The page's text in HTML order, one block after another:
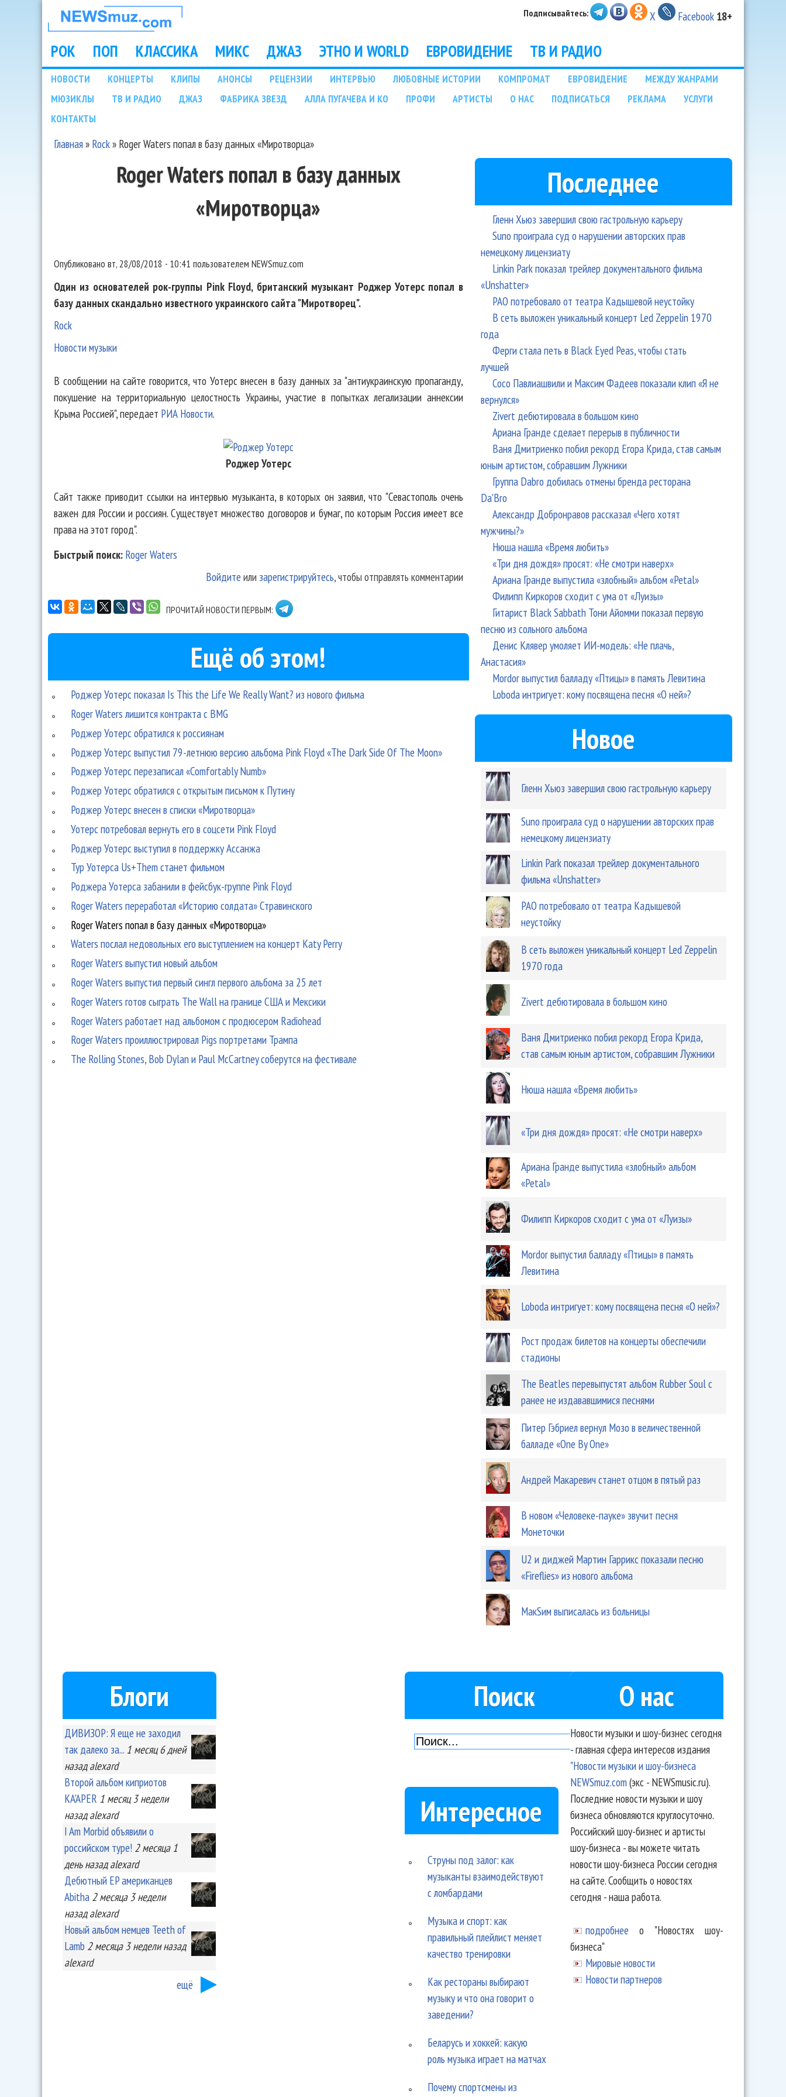
НОВОСТИ
МУЗЫКИ И
ШОУ БИЗНЕСА
NEWSMUZ.COM
Подписывайтесь: X Facebook 18+
Main menu
РОК ПОП КЛАССИКА МИКС ДЖАЗ ЭТНО И WORLD ЕВРОВИДЕНИЕ ТВ И РАДИО
Подразделы
НОВОСТИ КОНЦЕРТЫ КЛИПЫ АНОНСЫ РЕЦЕНЗИИ ИНТЕРВЬЮ ЛЮБОВНЫЕ ИСТОРИИ КОМПРОМАТ ЕВРОВИДЕНИЕ
МЕЖДУ ЖАНРАМИ
МЮЗИКЛЫ
ТВ И РАДИО ДЖАЗ ФАБРИКА ЗВЕЗД АЛЛА ПУГАЧЕВА И КО ПРОФИ АРТИСТЫ О НАС ПОДПИСАТЬСЯ РЕКЛАМА
УСЛУГИ
КОНТАКТЫ
Главная» Rock» Roger Waters попал в базу данных «Миротворца»
Roger Waters попал в базу данных
«Миротворца»
Опубликовано вт, 28/08/2018 - 10:41 пользователем NEWSmuz.com
Один из основателей рок-группы Pink Floyd, британский музыкант Роджер Уотерс попал в
базу данных скандально известного украинского сайта "Миротворец".
Rock
Новости музыки
В сообщении на сайте говорится, что Уотерс внесен в базу данных за "антиукраинскую пропаганду,
покушение на территориальную целостность Украины, участие в попытках легализации аннексии
Крыма Россией", передает РИА Новости.
Роджер Уотерс
Сайт также приводит ссылки на интервью музыканта, в которых он заявил, что "Севастополь очень
важен для России и россиян. Существует множество договоров и бумаг, по которым Россия имеет все
права на этот город".
Быстрый поиск: Roger Waters
Войдите или зарегистрируйтесь, чтобы отправлять комментарии
ПРОЧИТАЙ НОВОСТИ ПЕРВЫМ:
Ещё об этом!
Роджер Уотерс показал Is This the Life We Really Want? из нового фильма
Roger Waters лишится контракта с BMG
Роджер Уотерс обратился к россиянам
Роджер Уотерс выпустил 79-летнюю версию альбома Pink Floyd «The Dark Side Of The Moon»
Роджер Уотерс перезаписал «Comfortably Numb»
Роджер Уотерс обратился с открытым письмом к Путину
Роджер Уотерс внесен в списки «Миротворца»
Уотерс потребовал вернуть его в соцсети Pink Floyd
Роджер Уотерс выступил в поддержку Ассанжа
Тур Уотерса Us+Them станет фильмом
Роджера Уотерса забанили в фейсбук-группе Pink Floyd
Roger Waters переработал «Историю солдата» Стравинского
Roger Waters попал в базу данных «Миротворца»
Waters послал недовольных его выступлением на концерт Katy Perry
Roger Waters выпустил новый альбом
Roger Waters выпустил первый сингл первого альбома за 25 лет
Roger Waters готов сыграть The Wall на границе США и Мексики
Roger Waters работает над альбомом с продюсером Radiohead
Roger Waters проиллюстрировал Pigs портретами Трампа
The Rolling Stones, Bob Dylan и Paul McCartney соберутся на фестивале
Последнее
Гленн Хьюз завершил свою гастрольную карьеру
Suno проиграла суд о нарушении авторских прав
немецкому лицензиату
Linkin Park показал трейлер документального фильма
«Unshatter»
РАО потребовало от театра Кадышевой неустойку
В сеть выложен уникальный концерт Led Zeppelin 1970
года
Ферги стала петь в Black Eyed Peas, чтобы стать
лучшей
Сосо Павлиашвили и Максим Фадеев показали клип «Я не
вернулся»
Zivert дебютировала в большом кино
Ариана Гранде сделает перерыв в публичности
Ваня Дмитриенко побил рекорд Егора Крида, став самым
юным артистом, собравшим Лужники
Группа Dabro добилась отмены бренда ресторана
Da'Bro
Александр Добронравов рассказал «Чего хотят
мужчины?»
Нюша нашла «Время любить»
«Три дня дождя» просят: «Не смотри наверх»
Ариана Гранде выпустила «злобный» альбом «Petal»
Филипп Киркоров сходит с ума от «Луизы»
Гитарист Black Sabbath Тони Айомми показал первую
песню из сольного альбома
Денис Клявер умоляет ИИ-модель: «Не плачь,
Анастасия»
Mordor выпустил балладу «Птицы» в память Левитина
Loboda интригует: кому посвящена песня «О ней»?
Новое
Гленн Хьюз завершил свою гастрольную карьеру
Suno проиграла суд о нарушении авторских прав
немецкому лицензиату
Linkin Park показал трейлер документального
фильма «Unshatter»
РАО потребовало от театра Кадышевой
неустойку
В сеть выложен уникальный концерт Led Zeppelin
1970 года
Zivert дебютировала в большом кино
Ваня Дмитриенко побил рекорд Егора Крида,
став самым юным артистом, собравшим Лужники
Нюша нашла «Время любить»
«Три дня дождя» просят: «Не смотри наверх»
Ариана Гранде выпустила «злобный» альбом
«Petal»
Филипп Киркоров сходит с ума от «Луизы»
Mordor выпустил балладу «Птицы» в память
Левитина
Loboda интригует: кому посвящена песня «О ней»?
Рост продаж билетов на концерты обеспечили
стадионы
The Beatles перевыпустят альбом Rubber Soul с
ранее не издававшимися песнями
Питер Гэбриел вернул Мозо в величественной
балладе «One By One»
Андрей Макаревич станет отцом в пятый раз
В новом «Человеке-пауке» звучит песня
Монеточки
U2 и диджей Мартин Гаррикс показали песню
«Fireflies» из нового альбома
МакSим выписалась из больницы
Блоги
ДИВИЗОР: Я еще не заходил
так далеко за... 1 месяц 6 дней
назад alexard
Второй альбом киприотов
KA'APER 1 месяц 3 недели
назад alexard
I Am Morbid объявили о
российском туре! 2 месяца 1
деньназад alexard
Дебютный EP американцев
Abitha 2 месяца 3 недели
назад alexard
Новый альбом немцев Teeth of
Lamb 2 месяца 3 неделиназад
alexard
ещё
Поиск
Интересное
Струны под залог: как
музыканты взаимодействуют
с ломбардами
Музыка и спорт: как
правильный плейлист меняет
качество тренировки
Как рестораны выбирают
музыку и что она говорит о
заведении?
Беларусь и хоккей: какую
роль музыка играет на матчах
Почему спортсмены из
О нас
Новости музыки и шоу-бизнес сегодня
- главная сфера интересов издания
"Новости музыки и шоу-бизнеса
NEWSmuz.com(экс - NEWSmusic.ru).
Последние новости музыки и шоу
бизнеса обновляются круглосуточно.
Российский шоу-бизнес и артисты
шоу-бизнеса - вы можете читать
новости шоу-бизнеса России сегодня
на сайте. Сообщить о новостях
сегодня - наша работа.
подробнее о "Новостях шоу-
бизнеса"
Мировые новости
Новости партнеров